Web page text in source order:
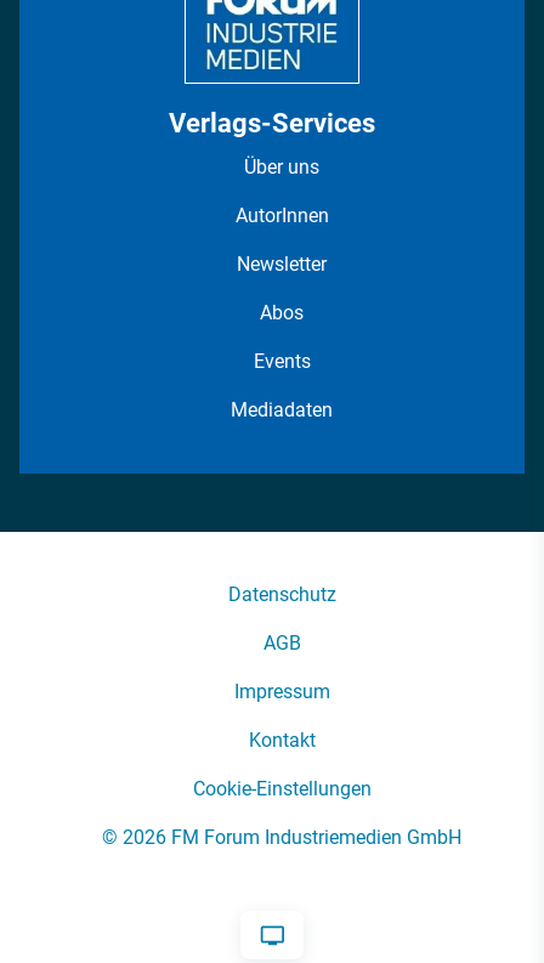
Verlags-Services
Über uns
AutorInnen
Newsletter
Abos
Events
Mediadaten
Datenschutz
AGB
Impressum
Kontakt
Cookie-Einstellungen
© 2026 FM Forum Industriemedien GmbH